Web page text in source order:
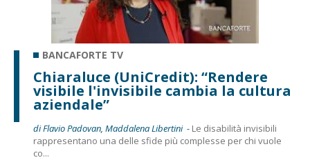
BANCAFORTE TV
Chiaraluce (UniCredit): “Rendere
visibile l'invisibile cambia la cultura
aziendale”
di Flavio Padovan, Maddalena Libertini - Le disabilità invisibili
rappresentano una delle sfide più complesse per chi vuole
co...